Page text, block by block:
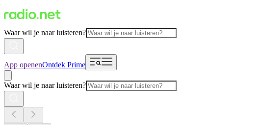
Waar wil je naar luisteren?
App openenOntdek Prime
Waar wil je naar luisteren?